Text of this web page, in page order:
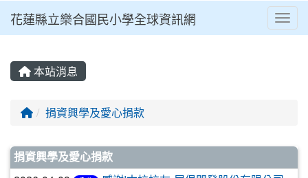
⏸
花蓮縣立樂合國民小學全球資訊網
本站消息
回首頁
捐資興學及愛心捐款
文章列表
捐資興學及愛心捐款